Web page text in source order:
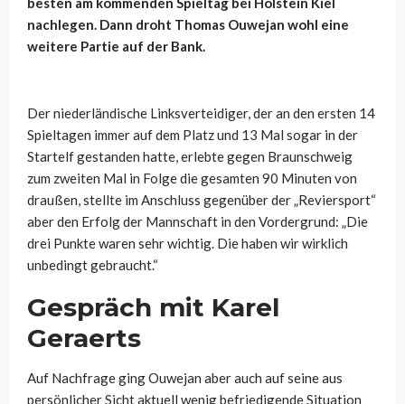
nachlegen. Dann droht Thomas Ouwejan wohl eine
weitere Partie auf der Bank.
Der niederländische Linksverteidiger, der an den ersten 14
Spieltagen immer auf dem Platz und 13 Mal sogar in der
Startelf gestanden hatte, erlebte gegen Braunschweig
zum zweiten Mal in Folge die gesamten 90 Minuten von
draußen, stellte im Anschluss gegenüber der „Reviersport“
aber den Erfolg der Mannschaft in den Vordergrund: „Die
drei Punkte waren sehr wichtig. Die haben wir wirklich
unbedingt gebraucht.“
Gespräch mit Karel
Geraerts
Auf Nachfrage ging Ouwejan aber auch auf seine aus
persönlicher Sicht aktuell wenig befriedigende Situation